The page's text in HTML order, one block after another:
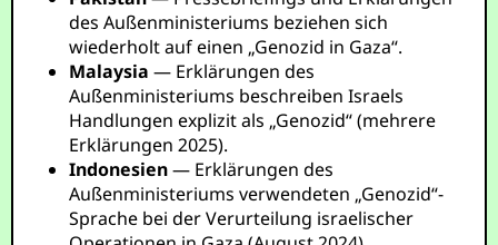
des Außenministeriums beziehen sich
wiederholt auf einen „Genozid in Gaza“.
Malaysia — Erklärungen des
Außenministeriums beschreiben Israels
Handlungen explizit als „Genozid“ (mehrere
Erklärungen 2025).
Indonesien— Erklärungen des
Außenministeriums verwendeten „Genozid“-
Sprache bei der Verurteilung israelischer